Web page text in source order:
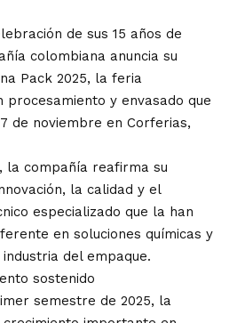
de sus 15 años de
colombiana anuncia su
Pack 2025, la feria
y envasado que
de noviembre en Corferias,
la compañía reafirma su
la calidad y el
especializado que la han
en soluciones químicas y
del empaque.
sostenido
semestre de 2025, la